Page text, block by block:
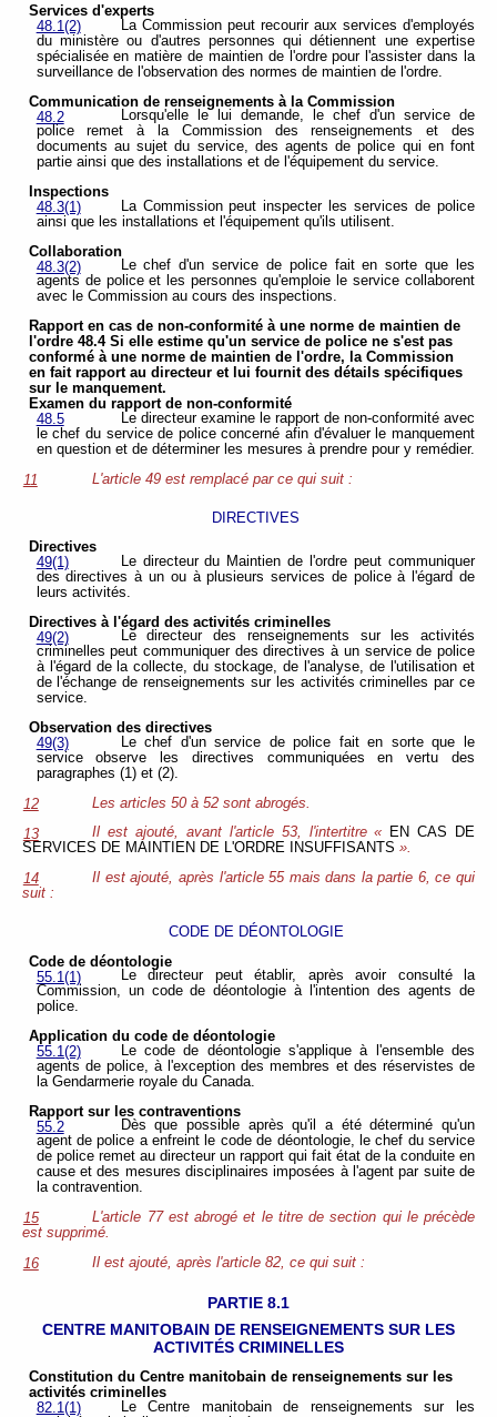
Services d'experts
48.1(2)
La Commission peut recourir aux services d'employés
du ministère ou d'autres personnes qui détiennent une expertise
spécialisée en matière de maintien de l'ordre pour l'assister dans la
surveillance de l'observation des normes de maintien de l'ordre.
Communication de renseignements à la Commission
48.2
Lorsqu'elle le lui demande, le chef d'un service de
police remet à la Commission des renseignements et des
documents au sujet du service, des agents de police qui en font
partie ainsi que des installations et de l'équipement du service.
Inspections
48.3(1)
La Commission peut inspecter les services de police
ainsi que les installations et l'équipement qu'ils utilisent.
Collaboration
48.3(2)
Le chef d'un service de police fait en sorte que les
agents de police et les personnes qu'emploie le service collaborent
avec le Commission au cours des inspections.
Rapport en cas de non-conformité à une norme de maintien de
l'ordre 48.4 Si elle estime qu'un service de police ne s'est pas
conformé à une norme de maintien de l'ordre, la Commission
en fait rapport au directeur et lui fournit des détails spécifiques
sur le manquement.
Examen du rapport de non-conformité
48.5
Le directeur examine le rapport de non-conformité avec
le chef du service de police concerné afin d'évaluer le manquement
en question et de déterminer les mesures à prendre pour y remédier.
11
L'article 49 est remplacé par ce qui suit :
DIRECTIVES
Directives
49(1)
Le directeur du Maintien de l'ordre peut communiquer
des directives à un ou à plusieurs services de police à l'égard de
leurs activités.
Directives à l'égard des activités criminelles
49(2)
Le directeur des renseignements sur les activités
criminelles peut communiquer des directives à un service de police
à l'égard de la collecte, du stockage, de l'analyse, de l'utilisation et
de l'échange de renseignements sur les activités criminelles par ce
service.
Observation des directives
49(3)
Le chef d'un service de police fait en sorte que le
service observe les directives communiquées en vertu des
paragraphes (1) et (2).
12
Les articles 50 à 52 sont abrogés.
13
Il est ajouté, avant l'article 53, l'intertitre «
EN CAS DE
SERVICES DE MAINTIEN DE L'ORDRE INSUFFISANTS ».
14
Il est ajouté, après l'article 55 mais dans la partie 6, ce qui
suit :
CODE DE DÉONTOLOGIE
Code de déontologie
55.1(1)
Le directeur peut établir, après avoir consulté la
Commission, un code de déontologie à l'intention des agents de
police.
Application du code de déontologie
55.1(2)
Le code de déontologie s'applique à l'ensemble des
agents de police, à l'exception des membres et des réservistes de
la Gendarmerie royale du Canada.
Rapport sur les contraventions
55.2
Dès que possible après qu'il a été déterminé qu'un
agent de police a enfreint le code de déontologie, le chef du service
de police remet au directeur un rapport qui fait état de la conduite en
cause et des mesures disciplinaires imposées à l'agent par suite de
la contravention.
15
L'article 77 est abrogé et le titre de section qui le précède
est supprimé.
16
Il est ajouté, après l'article 82, ce qui suit :
PARTIE 8.1
CENTRE MANITOBAIN DE RENSEIGNEMENTS SUR LES
ACTIVITÉS CRIMINELLES
Constitution du Centre manitobain de renseignements sur les
activités criminelles
82.1(1)
Le Centre manitobain de renseignements sur les